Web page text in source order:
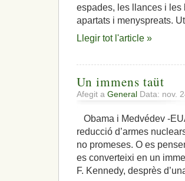
espades, les llances i les
apartats i menyspreats.
Llegir tot l'article »
Un immens taüt
Afegit a General Data: nov.
Obama i Medvédev -
reducció d’armes
no promeses. O es
es converteixi en un
F. Kennedy, desprès